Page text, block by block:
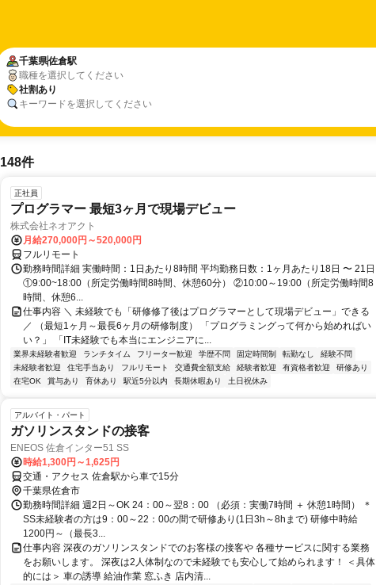
千葉県佐倉駅
職種を選択してください
社割あり
キーワードを選択してください
148件
正社員
プログラマー 最短3ヶ月で現場デビュー
株式会社ネオアクト
月給270,000円～520,000円
フルリモート
勤務時間詳細 実働時間：1日あたり8時間 平均勤務日数：1ヶ月あたり18日 〜 21日
①9:00~18:00（所定労働時間8時間、休憩60分） ②10:00～19:00（所定労働時間8
時間、休憩6...
仕事内容 ＼ 未経験でも「研修修了後はプログラマーとして現場デビュー」できる
／ （最短1ヶ月～最長6ヶ月の研修制度） 「プログラミングって何から始めればい
い？」 「IT未経験でも本当にエンジニアに...
業界未経験者歓迎 ランチタイム フリーター歓迎 学歴不問 固定時間制 転勤なし
経験不問
未経験者歓迎
住宅手当あり フルリモート 交通費全額支給 経験者歓迎 有資格者歓迎
研修あり
在宅OK
賞与あり 育休あり 駅近5分以内 長期休暇あり 土日祝休み
アルバイト・パート
ガソリンスタンドの接客
ENEOS 佐倉インター51 SS
時給1,300円～1,625円
交通・アクセス 佐倉駅から車で15分
千葉県佐倉市
勤務時間詳細 週2日～OK 24：00～翌8：00 （必須：実働7時間 ＋ 休憩1時間） ＊
SS未経験者の方は9：00～22：00の間で研修あり(1日3h～8hまで) 研修中時給
1200円～（最長3...
仕事内容 深夜のガソリンスタンドでのお客様の接客や 各種サービスに関する業務
をお願いします。 深夜は2人体制なので未経験でも安心して始められます！ ＜具体
的には＞ 車の誘導 給油作業 窓ふき 店内清...